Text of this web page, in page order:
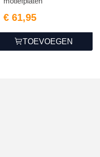
€ 61,95
TOEVOEGEN